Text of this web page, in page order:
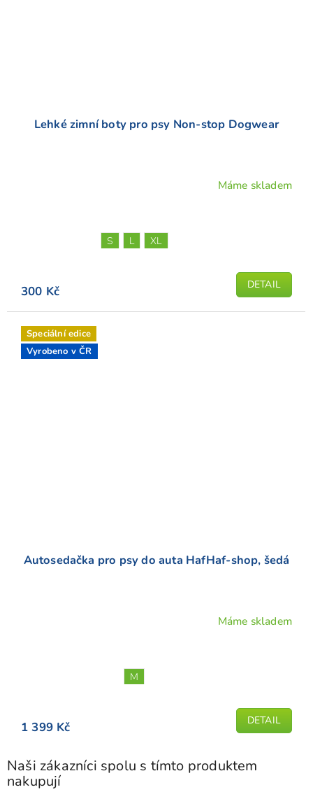
Lehké zimní boty pro psy Non-stop Dogwear
5
hvězdiček.
Máme skladem
300 Kč DETAIL
S L XL
Speciální edice
Vyrobeno v ČR
Autosedačka pro psy do auta HafHaf-shop, šedá
5
hvězdiček.
Máme skladem
1 399 Kč DETAIL
M
Naši zákazníci spolu s tímto produktem
nakupují